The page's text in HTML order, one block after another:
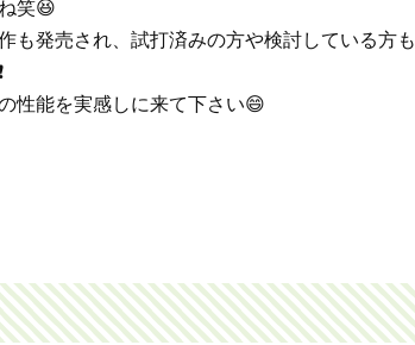
笑😆
も発売され、試打済みの方や検討している方も
性能を実感しに来て下さい😄